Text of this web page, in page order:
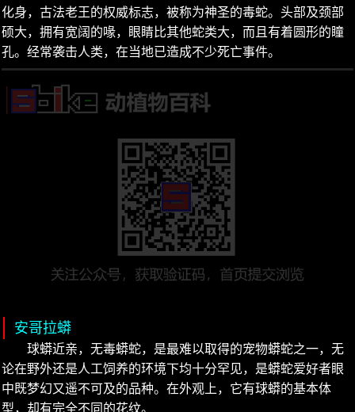
化身，古法老王的权威标志，被称为神圣的毒蛇。头部及颈部
硕大，拥有宽阔的喙，眼睛比其他蛇类大，而且有着圆形的瞳
孔。经常袭击人类，在当地已造成不少死亡事件。
安哥拉蟒
球蟒近亲，无毒蟒蛇，是最难以取得的宠物蟒蛇之一，无
论在野外还是人工饲养的环境下均十分罕见，是蟒蛇爱好者眼
中既梦幻又遥不可及的品种。在外观上，它有球蟒的基本体
型，却有完全不同的花纹。